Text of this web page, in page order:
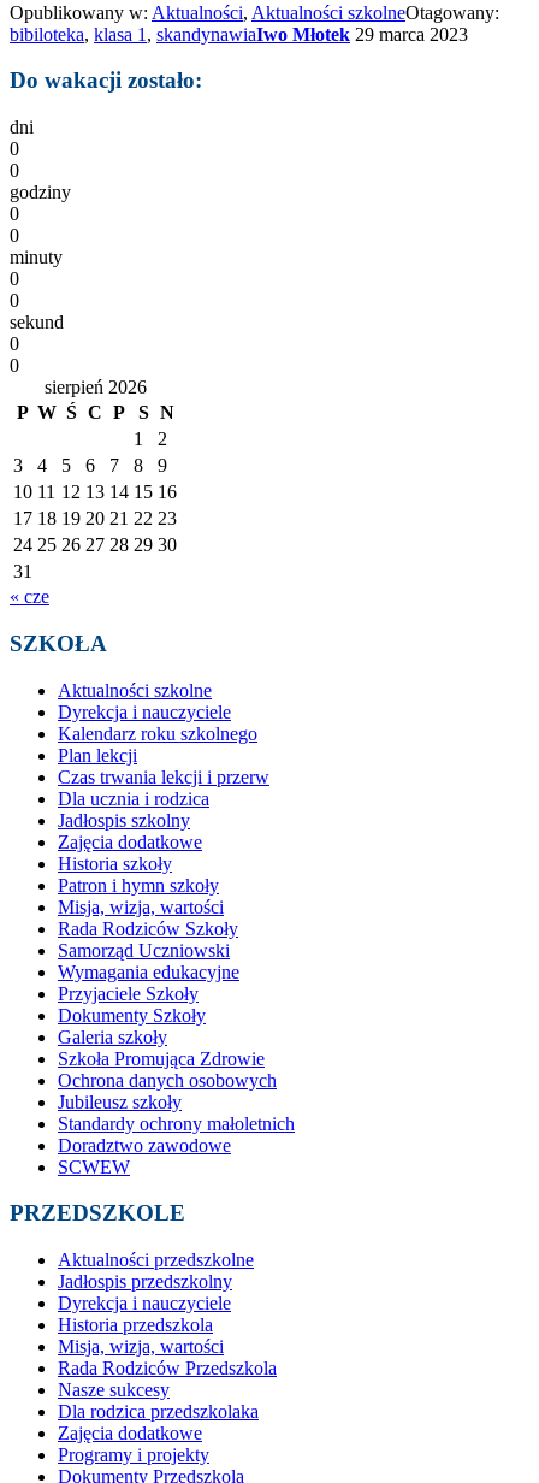
Opublikowany w: Aktualności, Aktualności szkolneOtagowany:
bibiloteka, klasa 1 , skandynawiaIwo Młotek 29 marca 2023
Do wakacji zostało:
dni
0
0
godziny
0
0
minuty
0
0
sekund
0
0
sierpień 2026
P W Ś C P S N
1
2
3
4 5 6 7 8
9
10 11 12 13 14 15 16
17 18 19 20 21 22 23
24 25 26 27 28 29 30
31
« cze
SZKOŁA
Aktualności szkolne
Dyrekcja i nauczyciele
Kalendarz roku szkolnego
Plan lekcji
Czas trwania lekcji i przerw
Dla ucznia i rodzica
Jadłospis szkolny
Zajęcia dodatkowe
Historia szkoły
Patron i hymn szkoły
Misja, wizja, wartości
Rada Rodziców Szkoły
Samorząd Uczniowski
Wymagania edukacyjne
Przyjaciele Szkoły
Dokumenty Szkoły
Galeria szkoły
Szkoła Promująca Zdrowie
Ochrona danych osobowych
Jubileusz szkoły
Standardy ochrony małoletnich
Doradztwo zawodowe
SCWEW
PRZEDSZKOLE
Aktualności przedszkolne
Jadłospis przedszkolny
Dyrekcja i nauczyciele
Historia przedszkola
Misja, wizja, wartości
Rada Rodziców Przedszkola
Nasze sukcesy
Dla rodzica przedszkolaka
Zajęcia dodatkowe
Programy i projekty
Dokumenty Przedszkola